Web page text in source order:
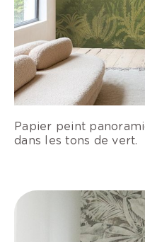
Papier peint
dans les tons de vert.